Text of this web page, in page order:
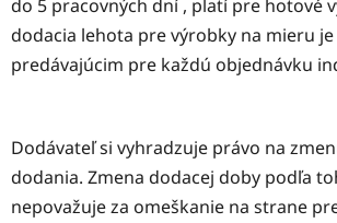
do 5 pracovných dní , platí pre hotové
dodacia lehota pre výrobky na mieru
predávajúcim pre každú objednávku
Dodávateľ si vyhradzuje právo na
dodania. Zmena dodacej doby podľa
nepovažuje za omeškanie na strane